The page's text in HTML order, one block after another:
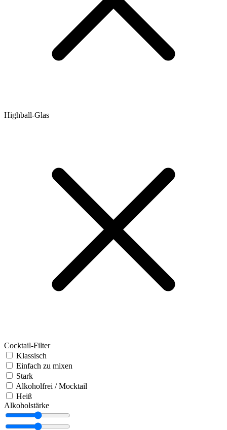
Highball-Glas
Cocktail-Filter
Klassisch
Einfach zu mixen
Stark
Alkoholfrei / Mocktail
Heiß
Alkoholstärke